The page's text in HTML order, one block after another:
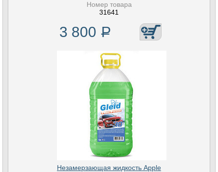
Номер товара
31641
3 800 Р
Незамерзающая жидкость Apple